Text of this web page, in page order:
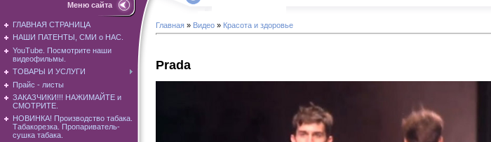
Меню сайта
ГЛАВНАЯ СТРАНИЦА
НАШИ ПАТЕНТЫ, СМИ о НАС.
YouTube. Посмотрите наши
видеофильмы.
ТОВАРЫ И УСЛУГИ
Прайс - листы
ЗАКАЗЧИКИ!!! НАЖИМАЙТЕ и
СМОТРИТЕ.
НОВИНКА! Производство табака.
Табакорезка. Пропариватель-
сушка табака.
Главная » Видео » Красота и здоровье
Prada